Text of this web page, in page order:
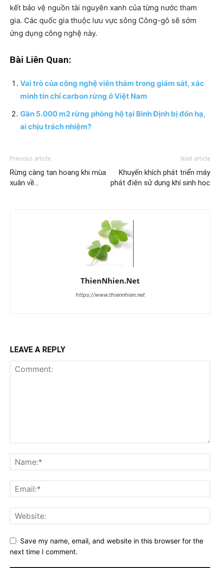
kết bảo vệ nguồn tài nguyên xanh của từng nước tham
gia. Các quốc gia thuộc lưu vực sông Công-gô sẽ sớm
ứng dụng công nghệ này.
Bài Liên Quan:
Vai trò của công nghệ viễn thám trong giám sát, xác
minh tín chỉ carbon rừng ở Việt Nam
Gần 5.000 m2 rừng phòng hộ tại Bình Định bị đốn hạ,
ai chịu trách nhiệm?
Previous article
Rừng càng tan hoang khi mùa
xuân về…
Next article
Khuyến khích phát triển máy
phát điện sử dụng khí sinh học
ThienNhien.Net
https://www.thiennhien.net
LEAVE A REPLY
Save my name, email, and website in this browser for the
next time I comment.